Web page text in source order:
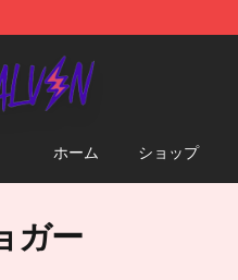
Shop
ホーム ショップ
ガー